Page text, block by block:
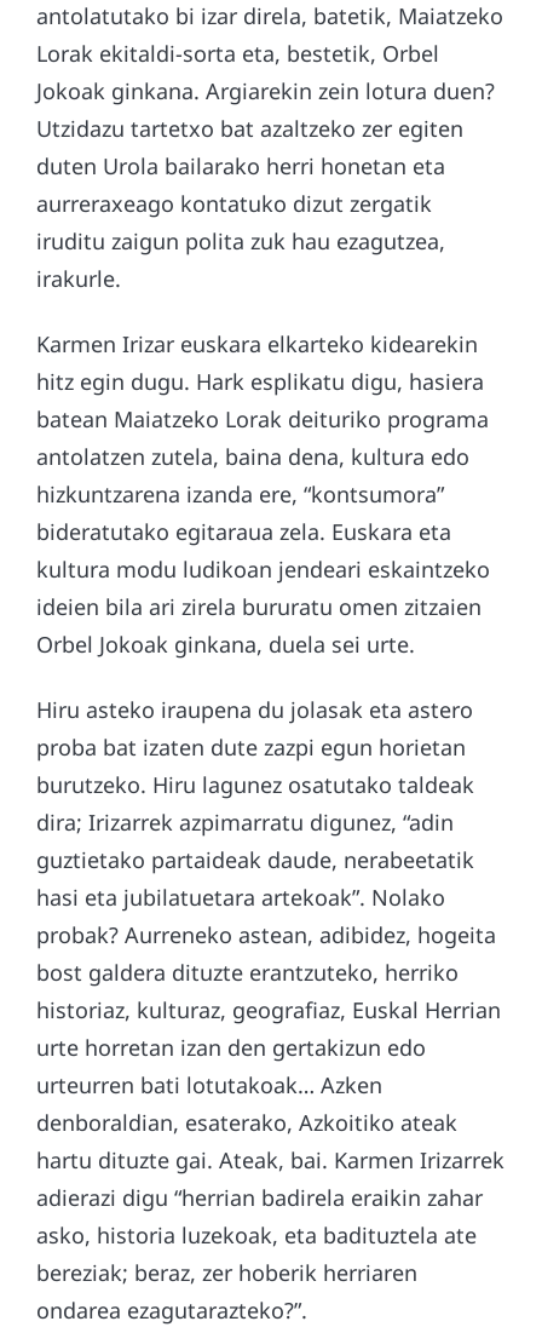
antolatutako bi izar direla, batetik, Maiatzeko
Lorak ekitaldi-sorta eta, bestetik, Orbel
Jokoak ginkana. Argiarekin zein lotura duen?
Utzidazu tartetxo bat azaltzeko zer egiten
duten Urola bailarako herri honetan eta
aurreraxeago kontatuko dizut zergatik
iruditu zaigun polita zuk hau ezagutzea,
irakurle.
Karmen Irizar euskara elkarteko kidearekin
hitz egin dugu. Hark esplikatu digu, hasiera
batean Maiatzeko Lorak deituriko programa
antolatzen zutela, baina dena, kultura edo
hizkuntzarena izanda ere, “kontsumora”
bideratutako egitaraua zela. Euskara eta
kultura modu ludikoan jendeari eskaintzeko
ideien bila ari zirela bururatu omen zitzaien
Orbel Jokoak ginkana, duela sei urte.
Hiru asteko iraupena du jolasak eta astero
proba bat izaten dute zazpi egun horietan
burutzeko. Hiru lagunez osatutako taldeak
dira; Irizarrek azpimarratu digunez, “adin
guztietako partaideak daude, nerabeetatik
hasi eta jubilatuetara artekoak”. Nolako
probak? Aurreneko astean, adibidez, hogeita
bost galdera dituzte erantzuteko, herriko
historiaz, kulturaz, geografiaz, Euskal Herrian
urte horretan izan den gertakizun edo
urteurren bati lotutakoak… Azken
denboraldian, esaterako, Azkoitiko ateak
hartu dituzte gai. Ateak, bai. Karmen Irizarrek
adierazi digu “herrian badirela eraikin zahar
asko, historia luzekoak, eta badituztela ate
bereziak; beraz, zer hoberik herriaren
ondarea ezagutarazteko?”.